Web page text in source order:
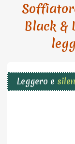
Black &
Leggero e